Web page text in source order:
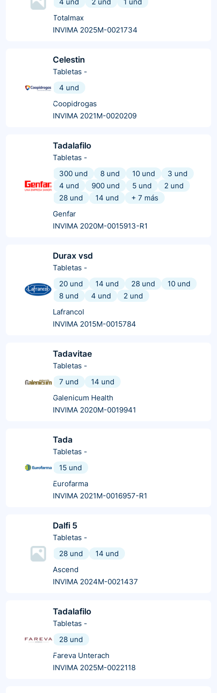
Totalmax
INVIMA 2025M-0021734
Celestin
Tabletas -
4 und
Coopidrogas
INVIMA 2021M-0020209
Tadalafilo
Tabletas -
300 und
8 und 10 und
3 und
4 und
900 und 5 und
2 und
28 und
14 und + 7 más
Genfar
INVIMA 2020M-0015913-R1
Durax vsd
Tabletas -
20 und
14 und 28 und
10 und
8 und
4 und
2 und
Lafrancol
INVIMA 2015M-0015784
Tadavitae
Tabletas -
7 und
14 und
Galenicum Health
INVIMA 2020M-0019941
Tada
Tabletas -
15 und
Eurofarma
INVIMA 2021M-0016957-R1
Dalfi 5
Tabletas -
28 und
14 und
Ascend
INVIMA 2024M-0021437
Tadalafilo
Tabletas -
28 und
Fareva Unterach
INVIMA 2025M-0022118